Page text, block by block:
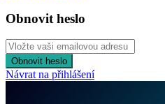
Obnovit heslo
Obnovit heslo
Návrat na přihlášení